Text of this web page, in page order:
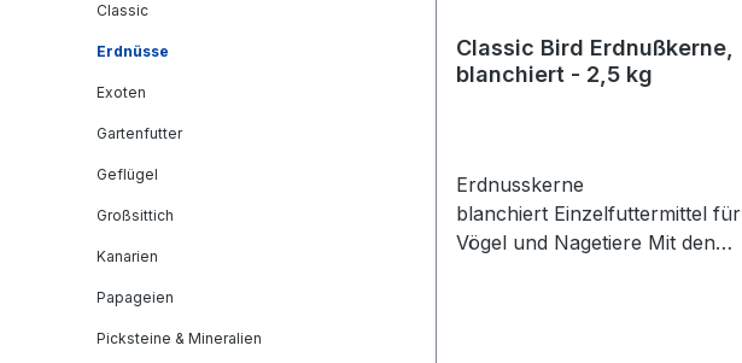
Classic
Erdnüsse
Exoten
Gartenfutter
Geflügel
Großsittich
Kanarien
Papageien
Picksteine & Mineralien
Classic Bird Erdnußkerne,
blanchiert - 2,5 kg
Erdnusskerne
blanchiert Einzelfuttermittel für
Vögel und Nagetiere Mit den